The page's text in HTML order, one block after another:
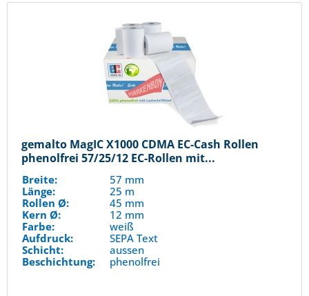
gemalto MagIC X1000 CDMA EC-Cash Rollen
phenolfrei 57/25/12 EC-Rollen mit...
Breite:
57 mm
Länge:
25 m
Rollen Ø:
45 mm
Kern Ø:
12 mm
Farbe:
weiß
Aufdruck:
SEPA Text
Schicht:
aussen
Beschichtung:
phenolfrei